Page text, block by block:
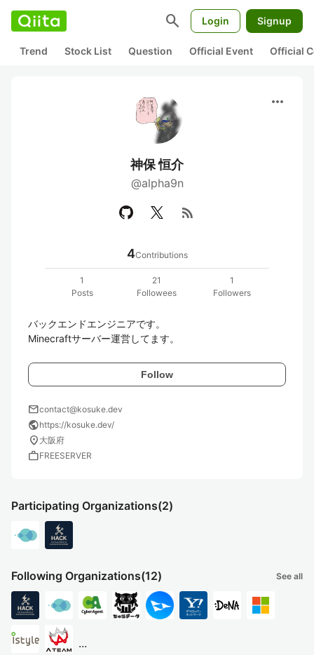
search Login Signup
Trend Stock List Question Official Event Official
more_horiz
神保 恒介
@alpha9n
rss_feed
4Contributions
1
Posts
21
Followees
1
Followers
バックエンドエンジニアです。
Minecraftサーバー運営してます。
Follow
mailcontact@kosuke.dev
publichttps://kosuke.dev/
location_on 大阪府
workFREESERVER
Participating Organizations(2)
Following Organizations(12) See all
...